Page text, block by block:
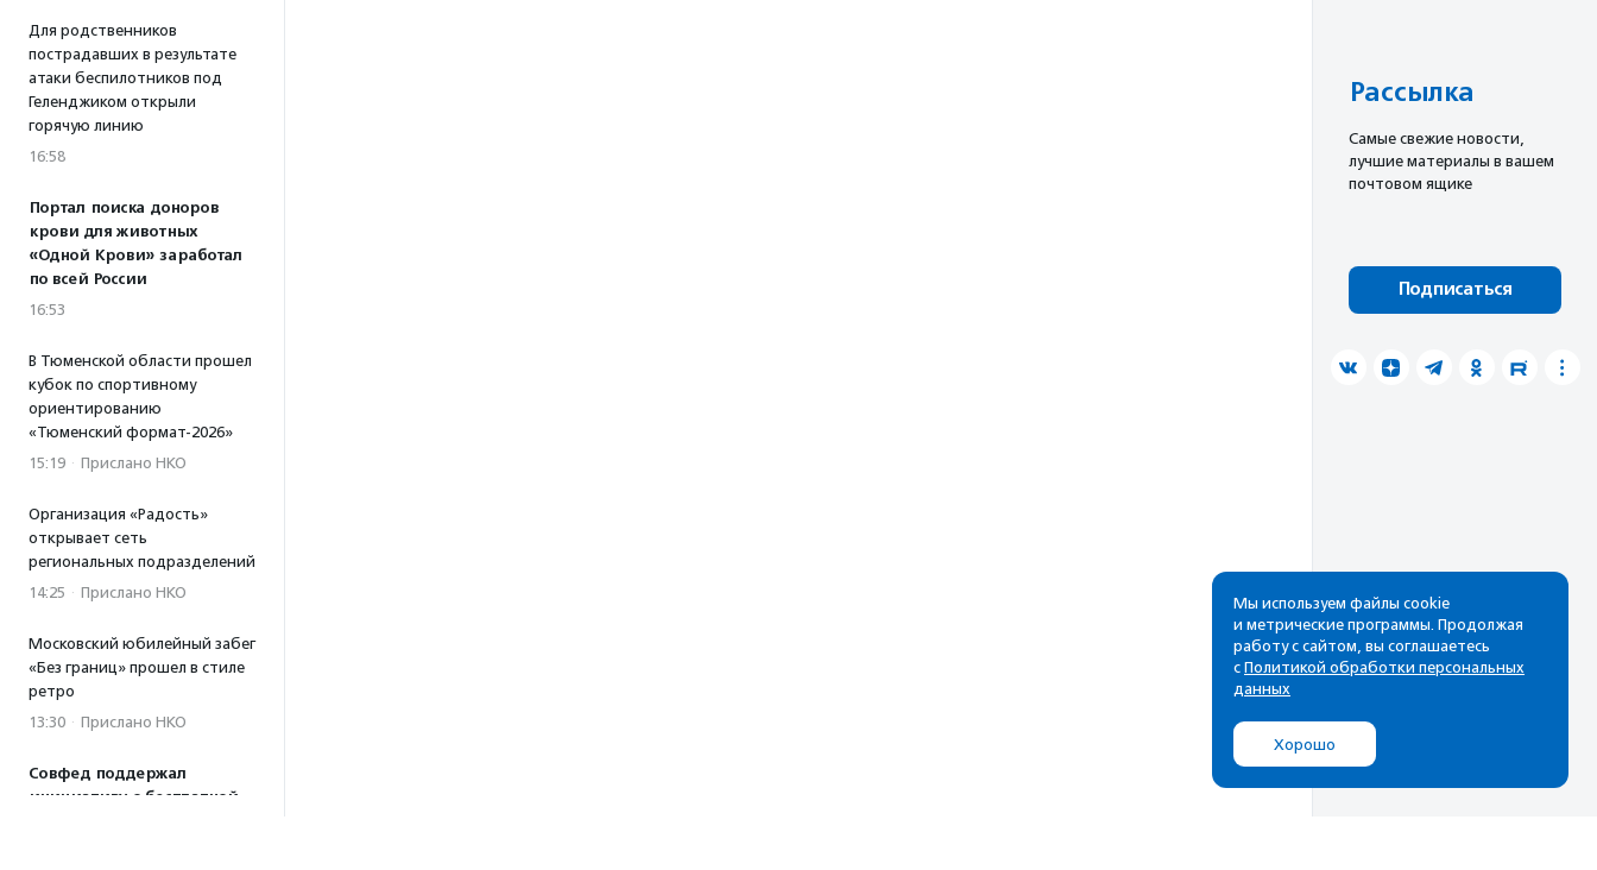
Для родственников
пострадавших в результате
атаки беспилотников под
Геленджиком открыли
горячую линию
16:58
Портал поиска доноров
крови для животных
«Одной Крови» заработал
по всей России
16:53
В Тюменской области прошел
кубок по спортивному
ориентированию
«Тюменский формат-2026»
15:19 · Прислано НКО
Организация «Радость»
открывает сеть
региональных подразделений
14:25 · Прислано НКО
Московский юбилейный забег
«Без границ» прошел в стиле
ретро
13:30 · Прислано НКО
Совфед поддержал
инициативу о бесплатной
Рассылка
Cамые свежие новости,
лучшие материалы в вашем
почтовом ящике
Подписаться
Мы используем файлы cookie
и метрические программы. Продолжая
работу с сайтом, вы соглашаетесь
с Политикой обработки персональных
данных
Хорошо